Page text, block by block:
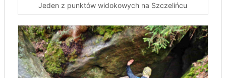
Jeden z punktów widokowych na Szczelińcu